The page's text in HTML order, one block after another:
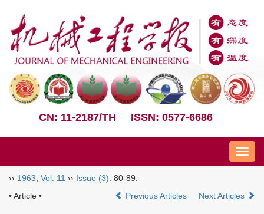
CN: 11-2187/TH ISSN: 0577-6686
Nav
›› 1963 Vol. 11 ›› Issue (3): 80-89.
• Article •
Previous Articles Next Articles